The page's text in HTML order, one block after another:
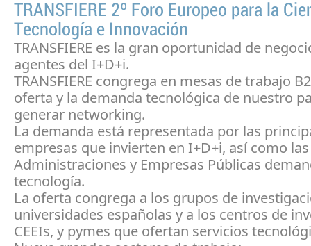
TRANSFIERE 2º Foro Europeo para la
Tecnología e Innovación
TRANSFIERE es la gran oportunidad de
agentes del I+D+i.
TRANSFIERE congrega en mesas de trabajo
oferta y la demanda tecnológica de nuestro
generar networking.
La demanda está representada por las
empresas que invierten en I+D+i, así como las
Administraciones y Empresas Públicas
tecnología.
La oferta congrega a los grupos de
universidades españolas y a los centros de
CEEIs, y pymes que ofertan servicios